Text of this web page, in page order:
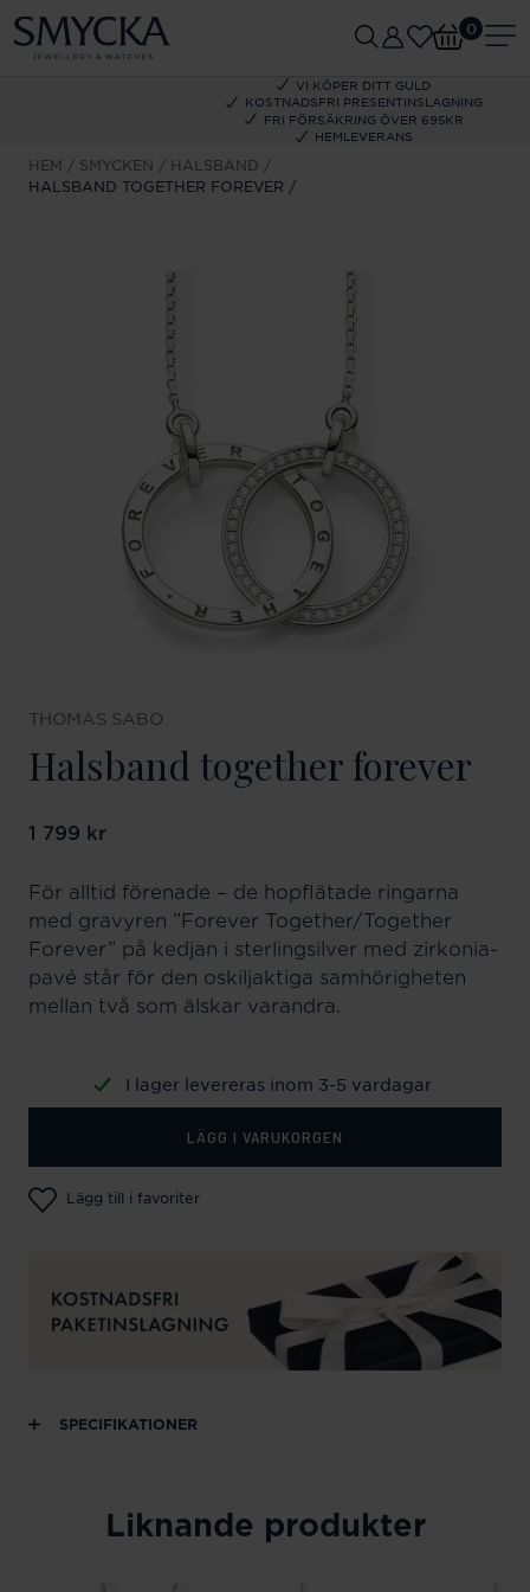
VI KÖPER DITT GULD
KOSTNADSFRI PRESENTINSLAGNING
FRI FÖRSÄKRING ÖVER 695KR
HEMLEVERANS
0
HEM SMYCKEN
HALSBAND
HALSBAND TOGETHER FOREVER
THOMAS SABO
Halsband together forever
Pris:1 799 kr
1 799 kr
För alltid förenade – de hopflätade ringarna
med gravyren ”Forever Together/Together
Forever” på kedjan i sterlingsilver med zirkonia-
pavé står för den oskiljaktiga samhörigheten
mellan två som älskar varandra.
I lager levereras inom 3-5 vardagar
LÄGG I VARUKORGEN
Lägg till i favoriter
SPECIFIKATIONER
Liknande produkter